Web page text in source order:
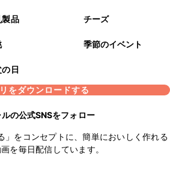
製品 チーズ
季節のイベント
の日
をダウンロードする
の公式SNSをフォロー
」をコンセプトに、簡単においしく作れる
を毎日配信しています。